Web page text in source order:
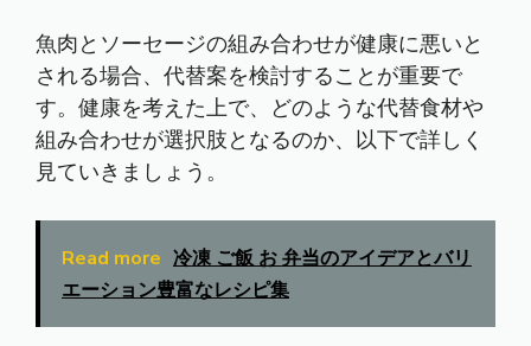
魚肉とソーセージの組み合わせが健康に悪いと
される場合、代替案を検討することが重要で
す。健康を考えた上で、どのような代替食材や
組み合わせが選択肢となるのか、以下で詳しく
見ていきましょう。
Read more 冷凍 ご飯 お 弁当のアイデアとバリ
エーション豊富なレシピ集